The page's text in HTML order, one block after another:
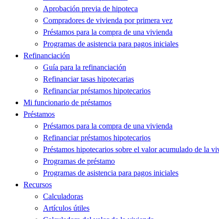
Aprobación previa de hipoteca
Compradores de vivienda por primera vez
Préstamos para la compra de una vivienda
Programas de asistencia para pagos iniciales
Refinanciación
Guía para la refinanciación
Refinanciar tasas hipotecarias
Refinanciar préstamos hipotecarios
Mi funcionario de préstamos
Préstamos
Préstamos para la compra de una vivienda
Refinanciar préstamos hipotecarios
Préstamos hipotecarios sobre el valor acumulado de la
Programas de préstamo
Programas de asistencia para pagos iniciales
Recursos
Calculadoras
Artículos útiles